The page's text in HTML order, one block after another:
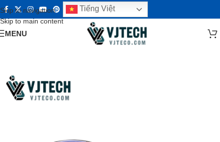
Skip to navigation
Skip to main content
Tiếng Việt
MENU